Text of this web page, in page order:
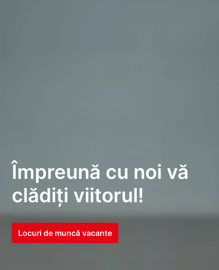
Împreună cu noi vă
clădiți viitorul!
Locuri de muncă vacante